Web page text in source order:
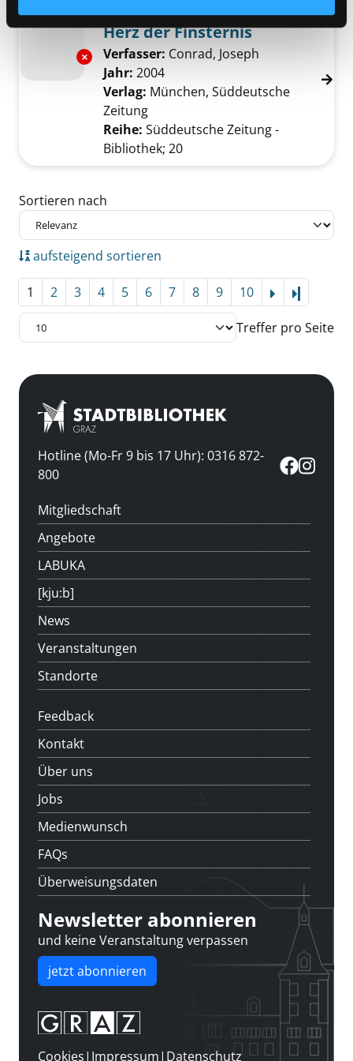
Exemplar-Details von Herz der Finsternis
Mediengruppe:Sachbuch
Herz der Finsternis
Verfasser: Conrad, Joseph
Jahr: 2004
Verlag: München, Süddeutsche
Zeitung
Reihe: Süddeutsche Zeitung -
Bibliothek; 20
Zu den Suchfiltern springen
Sortieren nach
aufsteigend sortieren
1 2 3 4 5 6 7 8 9 10
Treffer pro Seite
Hotline (Mo-Fr 9 bis 17 Uhr): 0316 872-
800
Mitgliedschaft
Angebote
LABUKA
[kju:b]
News
Veranstaltungen
Standorte
Feedback
Kontakt
Über uns
Jobs
Medienwunsch
FAQs
Überweisungsdaten
Newsletter abonnieren
und keine Veranstaltung verpassen
jetzt abonnieren
Cookies| Impressum| Datenschutz